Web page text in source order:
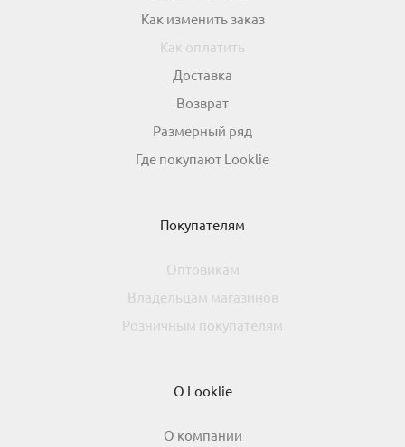
Как изменить заказ
Как оплатить
Доставка
Возврат
Размерный ряд
Где покупают Looklie
Покупателям
Оптовикам
Владельцам магазинов
Розничным покупателям
О Looklie
О компании